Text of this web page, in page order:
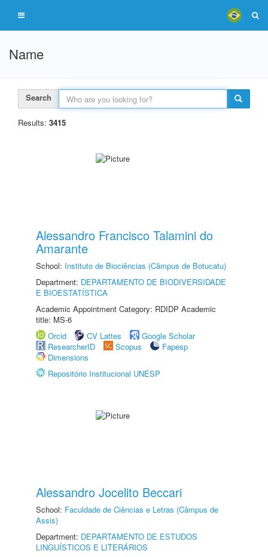
Name
Search
Results: 3415
Alessandro Francisco Talamini do
Amarante
School: Instituto de Biociências (Câmpus de Botucatu)
Department: DEPARTAMENTO DE BIODIVERSIDADE
E BIOESTATÍSTICA
Academic Appointment Category: RDIDP Academic
title: MS-6
Orcid
CV Lattes
Google Scholar
ResearcherID
Scopus
Fapesp
Dimensions
Repositório Institucional UNESP
Alessandro Jocelito Beccari
School: Faculdade de Ciências e Letras (Câmpus de
Assis)
Department: DEPARTAMENTO DE ESTUDOS
LINGUÍSTICOS E LITERÁRIOS